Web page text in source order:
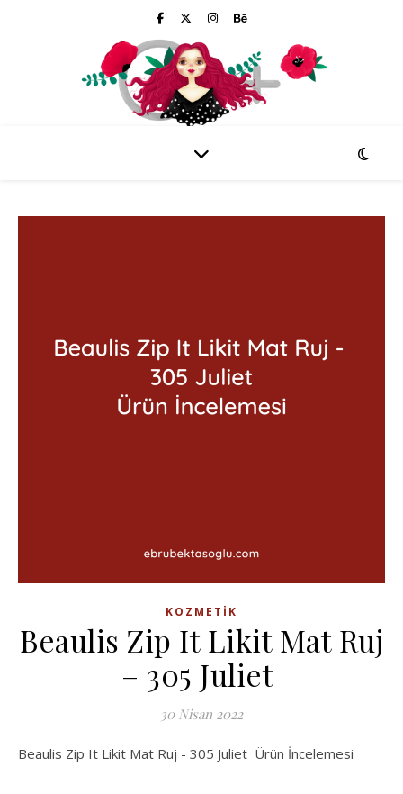
KOZMETIK
Beaulis Zip It Likit Mat Ruj
– 305 Juliet
30 Nisan 2022
Beaulis Zip It Likit Mat Ruj - 305 Juliet Ürün İncelemesi